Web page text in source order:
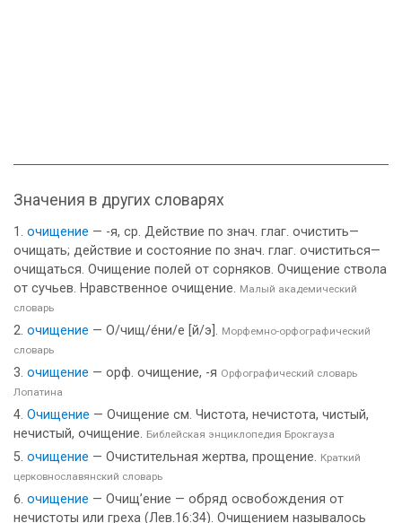
Значения в других словарях
очищение — -я, ср. Действие по знач. глаг. очистить—
очищать; действие и состояние по знач. глаг. очиститься—
очищаться. Очищение полей от сорняков. Очищение ствола
от сучьев. Нравственное очищение. Малый академический
словарь
очищение — О/чищ/е́ни/е [й/э]. Морфемно-орфографический
словарь
очищение — орф. очищение, -я Орфографический словарь
Лопатина
Очищение — Очищение см. Чистота, нечистота, чистый,
нечистый, очищение. Библейская энциклопедия Брокгауза
очищение — Очистительная жертва, прощение. Краткий
церковнославянский словарь
очищение — Очищ’ение — обряд освобождения от
нечистоты или греха (Лев.16:34). Очищением называлось